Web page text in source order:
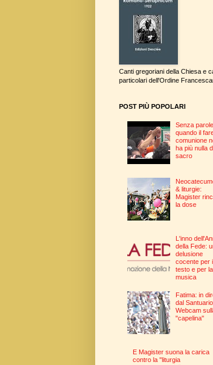
Canti gregoriani della Chiesa e
particolari dell'Ordine
POST PIÙ POPOLARI
Senza
quando il
comunione
ha più nulla
sacro
& liturgie:
Magister
la dose
L'inno
della Fede:
delusione
cocente per
testo e per la
musica
Fatima: in
dal Santuario.
Webcam
"capelina"
E Magister suona la carica
contro la "liturgia